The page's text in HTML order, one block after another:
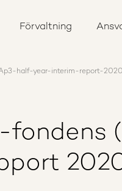
Förvaltning
half-year-interim-report-2020
fondens